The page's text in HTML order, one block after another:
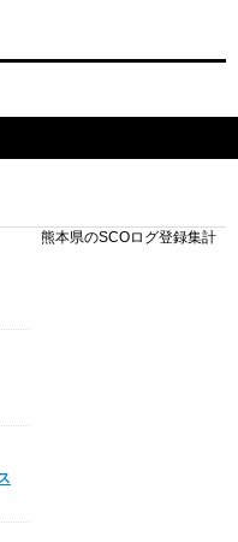
熊本県のSCOログ登録集計